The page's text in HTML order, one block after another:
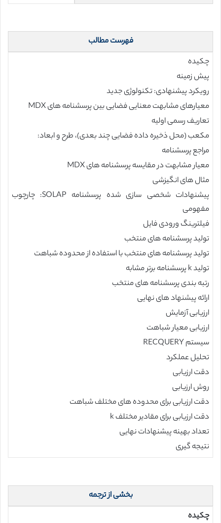
فهرست مطالب
چکیده
پیش زمینه
رویکرد پیشنهادی: تکنولوژی جدید
معیارهای مشابهت معنایی فضایی بین پرسشنامه های MDX
تعاریف رسمی اولیه
مکعب (محل ذخیره داده فضایی چند بعدی)، طرح و ابعاد:
مراجع پرسشنامه
معیار مشابهت در مقایسه پرسشنامه های MDX
مثال های انگیزشی
پیشنهادات شخصی سازی شده پرسشنامه SOLAP: چارچوب
مفهومی
فیلترینگ ورودی فایل
تولید پرسشنامه های منتخب
تولید پرسشنامه های منتخب با استفاده از محدوده شباهت
تولید k پرسشنامه برتر مشابه
رتبه بندی پرسشنامه های منتخب
ارائه پیشنهاد های نهایی
ارزیابی آزمایش
ارزیابی معیار شباهت
سیستم RECQUERY
تحلیل عملکرد
دقت ارزیابی
روش ارزیابی
دقت ارزیابی برای محدوده های مختلف شباهت
دقت ارزیابی برای مقادیر مختلف k
تعداد بهینه پیشنهادات نهایی
نتیجه گیری
بخشی از ترجمه
چکیده